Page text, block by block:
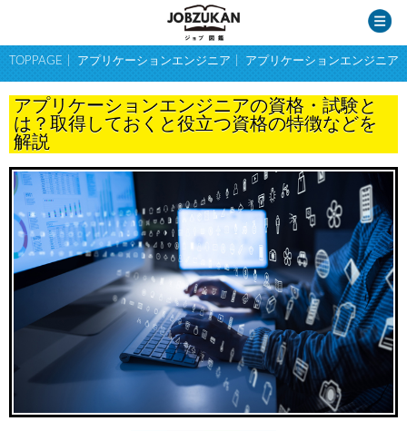
TOPPAGE アプリケーションエンジニア アプリケーションエンジニア
アプリケーションエンジニアの資格・試験と
は？取得しておくと役立つ資格の特徴などを
解説